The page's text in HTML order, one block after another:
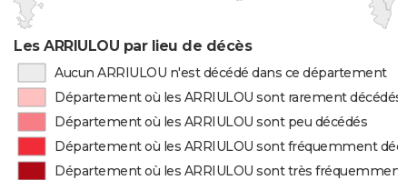
Les ARRIULOU par lieu de décès
Aucun ARRIULOU n'est décédé dans ce département
Département où les ARRIULOU sont rarement décédés
Département où les ARRIULOU sont peu décédés
Département où les ARRIULOU sont fréquemment
Département où les ARRIULOU sont très fréquemment